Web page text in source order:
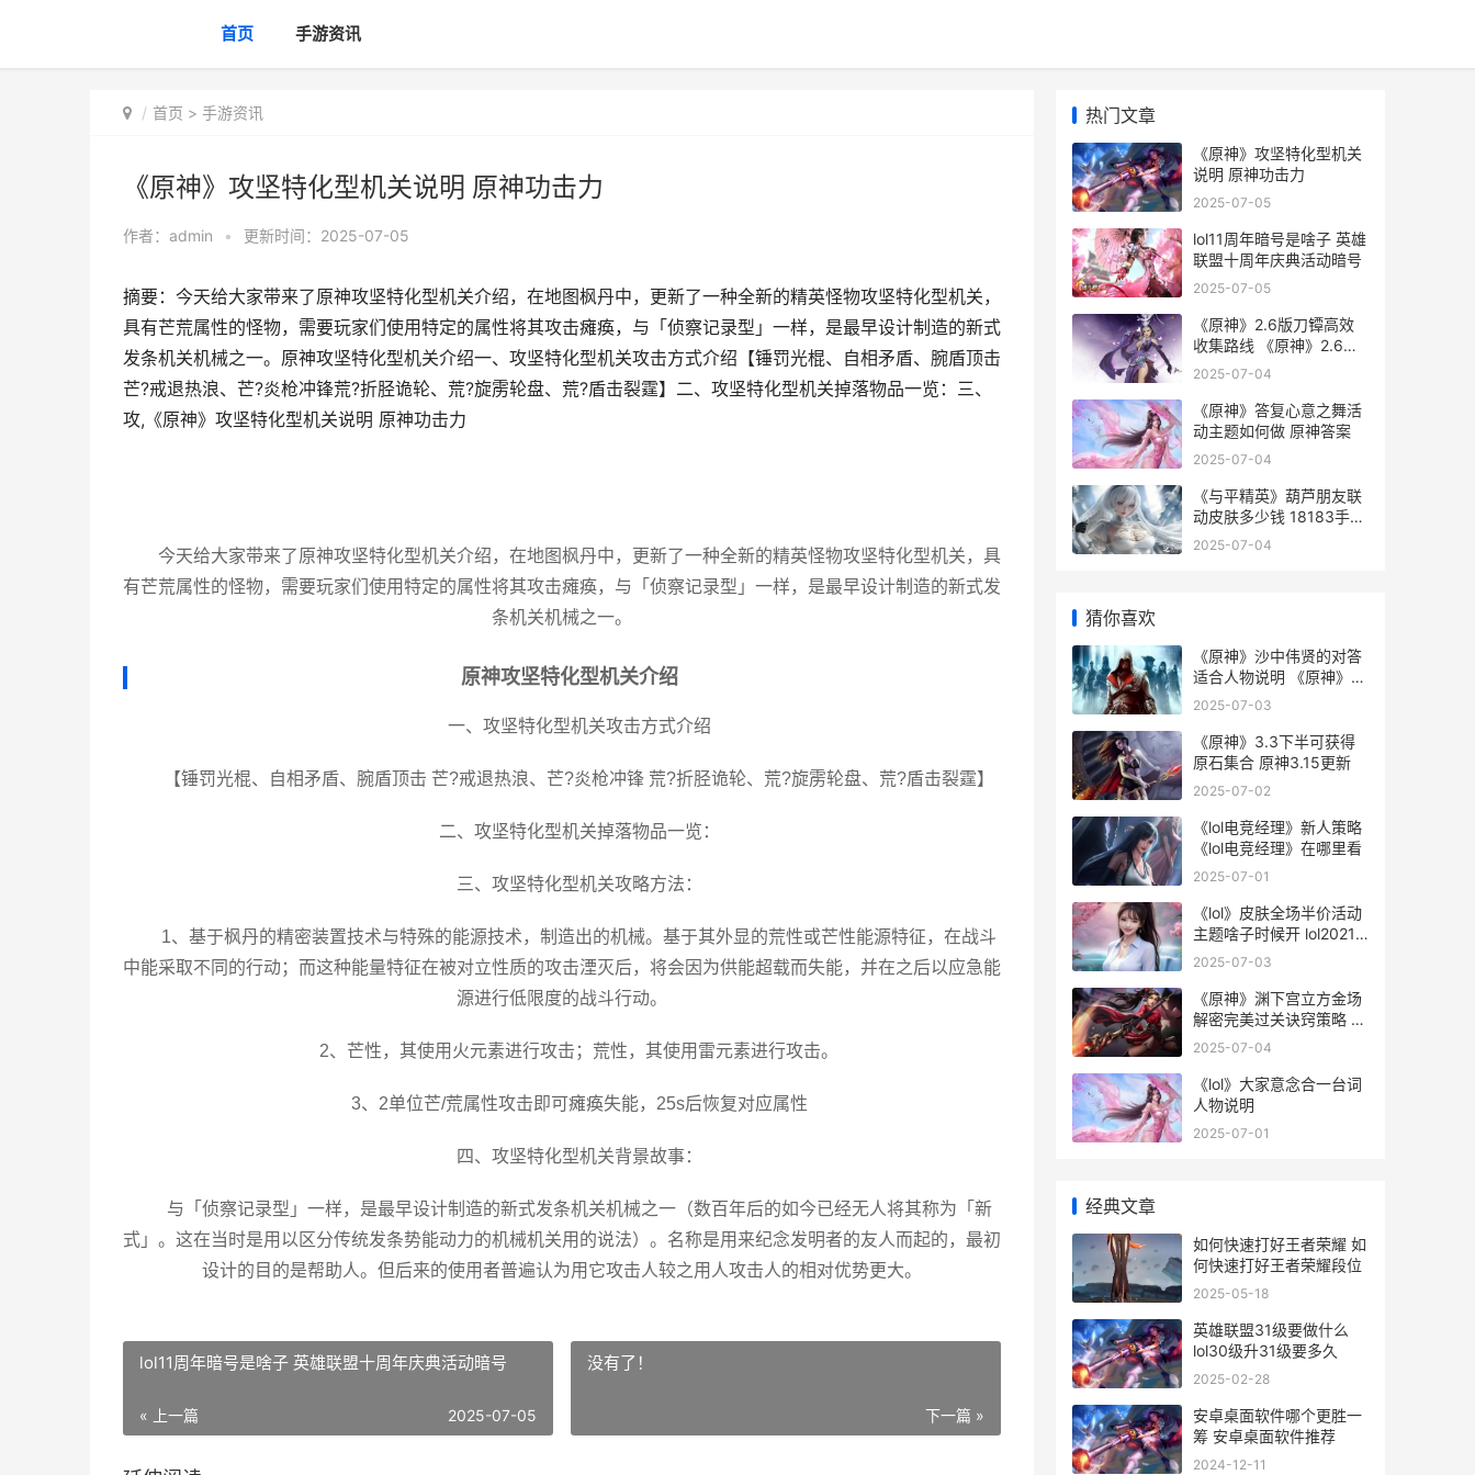
首页 手游资讯
首页 > 手游资讯
《原神》攻坚特化型机关说明 原神功击力
作者： admin • 更新时间：2025-07-05
摘要：今天给大家带来了原神攻坚特化型机关介绍，在地图枫丹中，更新了一种全新的精英怪物攻坚特化型机关，
具有芒荒属性的怪物，需要玩家们使用特定的属性将其攻击瘫痪，与「侦察记录型」一样，是最早设计制造的新式
发条机关机械之一。原神攻坚特化型机关介绍一、攻坚特化型机关攻击方式介绍【锤罚光棍、自相矛盾、腕盾顶击
芒?戒退热浪、芒?炎枪冲锋荒?折胫诡轮、荒?旋雳轮盘、荒?盾击裂霆】二、攻坚特化型机关掉落物品一览：三、
攻,《原神》攻坚特化型机关说明 原神功击力
今天给大家带来了原神攻坚特化型机关介绍，在地图枫丹中，更新了一种全新的精英怪物攻坚特化型机关，具
有芒荒属性的怪物，需要玩家们使用特定的属性将其攻击瘫痪，与「侦察记录型」一样，是最早设计制造的新式发
条机关机械之一。
原神攻坚特化型机关介绍
一、攻坚特化型机关攻击方式介绍
【锤罚光棍、自相矛盾、腕盾顶击 芒?戒退热浪、芒?炎枪冲锋 荒?折胫诡轮、荒?旋雳轮盘、荒?盾击裂霆】
二、攻坚特化型机关掉落物品一览：
三、攻坚特化型机关攻略方法：
1、基于枫丹的精密装置技术与特殊的能源技术，制造出的机械。基于其外显的荒性或芒性能源特征，在战斗
中能采取不同的行动；而这种能量特征在被对立性质的攻击湮灭后，将会因为供能超载而失能，并在之后以应急能
源进行低限度的战斗行动。
2、芒性，其使用火元素进行攻击；荒性，其使用雷元素进行攻击。
3、2单位芒/荒属性攻击即可瘫痪失能，25s后恢复对应属性
四、攻坚特化型机关背景故事：
与「侦察记录型」一样，是最早设计制造的新式发条机关机械之一（数百年后的如今已经无人将其称为「新
式」。这在当时是用以区分传统发条势能动力的机械机关用的说法）。名称是用来纪念发明者的友人而起的，最初
设计的目的是帮助人。但后来的使用者普遍认为用它攻击人较之用人攻击人的相对优势更大。
lol11周年暗号是啥子 英雄联盟十周年庆典活动暗号
« 上一篇 2025-07-05
没有了！
下一篇 »
热门文章
《原神》攻坚特化型机关
说明 原神功击力
2025-07-05
lol11周年暗号是啥子 英雄
联盟十周年庆典活动暗号
2025-07-05
《原神》2.6版刀镡高效
收集路线 《原神》2.6版
刀哥是谁
2025-07-04
《原神》答复心意之舞活
动主题如何做 原神答案
2025-07-04
《与平精英》葫芦朋友联
动皮肤多少钱 18183手游
网和平精英
2025-07-04
猜你喜欢
《原神》沙中伟贤的对答
适合人物说明 《原神》沙
中伟人是谁
2025-07-03
《原神》3.3下半可获得
原石集合 原神3.15更新
2025-07-02
《lol电竞经理》新人策略
《lol电竞经理》在哪里看
2025-07-01
《lol》皮肤全场半价活动
主题啥子时候开 lol2021
皮肤
2025-07-03
《原神》渊下宫立方金场
解密完美过关诀窍策略 原
神渊下宫任务攻略
2025-07-04
《lol》大家意念合一台词
人物说明
2025-07-01
经典文章
如何快速打好王者荣耀 如
何快速打好王者荣耀段位
2025-05-18
英雄联盟31级要做什么
lol30级升31级要多久
2025-02-28
安卓桌面软件哪个更胜一
筹 安卓桌面软件推荐
2024-12-11